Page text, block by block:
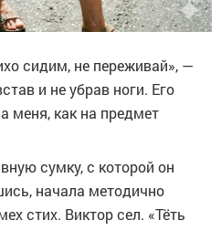
сидим, не переживай», —
и не убрав ноги. Его
меня, как на предмет
сумку, с которой он
начала методично
стих. Виктор сел. «Тёть